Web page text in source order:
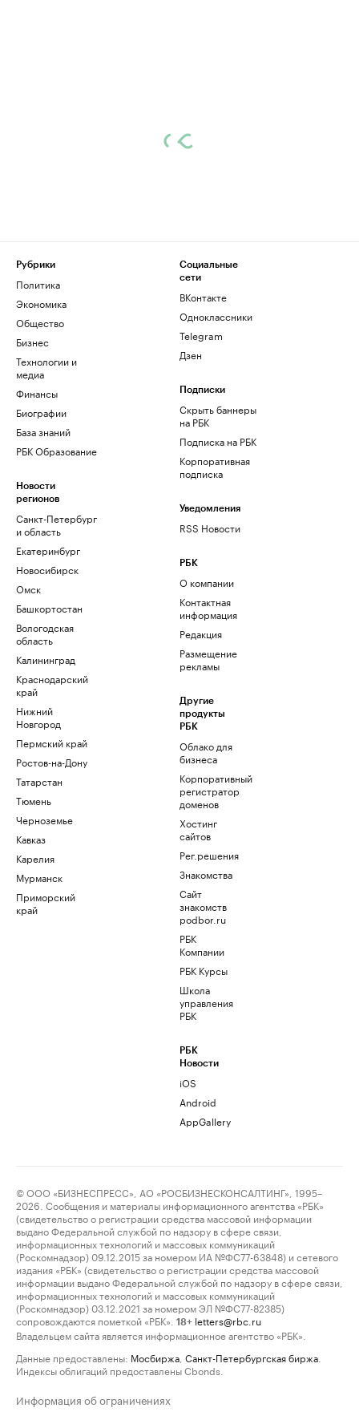
Рубрики
Политика
Экономика
Общество
Бизнес
Технологии и
медиа
Финансы
Биографии
База знаний
РБК Образование
Новости
регионов
Санкт-Петербург
и область
Екатеринбург
Новосибирск
Омск
Башкортостан
Вологодская
область
Калининград
Краснодарский
край
Нижний
Новгород
Пермский край
Ростов-на-Дону
Татарстан
Тюмень
Черноземье
Кавказ
Карелия
Мурманск
Приморский
край
Социальные
сети
ВКонтакте
Одноклассники
Telegram
Дзен
Подписки
Скрыть баннеры
на РБК
Подписка на РБК
Корпоративная
подписка
Уведомления
RSS Новости
РБК
О компании
Контактная
информация
Редакция
Размещение
рекламы
Другие
продукты
РБК
Облако для
бизнеса
Корпоративный
регистратор
доменов
Хостинг
сайтов
Рег.решения
Знакомства
Сайт
знакомств
podbor.ru
РБК
Компании
РБК Курсы
Школа
управления
РБК
РБК
Новости
iOS
Android
AppGallery
© ООО «БИЗНЕСПРЕСС», АО «РОСБИЗНЕСКОНСАЛТИНГ», 1995–
2026. Сообщения и материалы информационного агентства «РБК»
(свидетельство о регистрации средства массовой информации
выдано Федеральной службой по надзору в сфере связи,
информационных технологий и массовых коммуникаций
(Роскомнадзор) 09.12.2015 за номером ИА №ФС77-63848) и сетевого
издания «РБК» (свидетельство о регистрации средства массовой
информации выдано Федеральной службой по надзору в сфере связи,
информационных технологий и массовых коммуникаций
(Роскомнадзор) 03.12.2021 за номером ЭЛ №ФС77-82385)
сопровождаются пометкой «РБК».
18+ letters@rbc.ru
Владельцем сайта является информационное агентство «РБК».
Данные предоставлены: Мосбиржа Санкт-Петербургская биржа
Индексы облигаций предоставлены Cbonds.
Информация об ограничениях